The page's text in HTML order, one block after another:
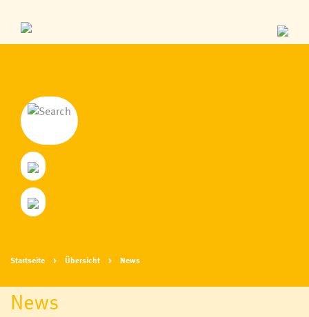
Startseite Übersicht News
News